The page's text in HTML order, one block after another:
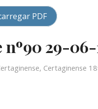
PDF
29-06-
, Certaginense